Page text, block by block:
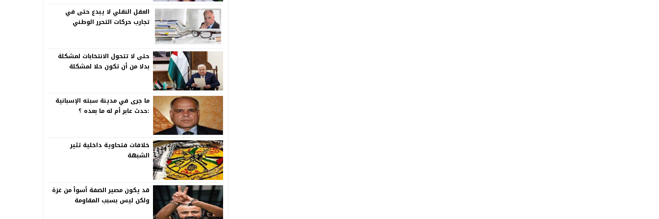
العقل النقلي لا يبدع حتى في
تجارب حركات التحرر الوطني
حتى لا تتحول الانتخابات لمشكلة
بدلا من أن تكون حلا لمشكلة
ما جرى في مدينة سبته الإسبانية
:حدث عابر أم له ما بعده ؟
خلافات فتحاوية داخلية تثير
الشبهة
قد يكون مصير الضفة أسوأ من غزة
ولكن ليس بسبب المقاومة